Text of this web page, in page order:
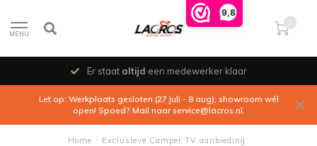
9,8
MENU
0
Er staat altijd een medewerker klaar
Let op: Werkplaats gesloten (27 juli - 8 aug), showroom wél
open! Spoed? Mail naarservice@lacros.nl.
Home / Exclusieve Camper TV aanbieding